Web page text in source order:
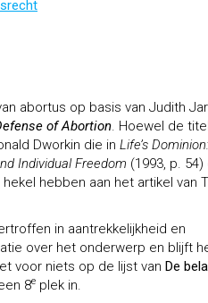
abortus op basis van Judith
of Abortion. Hoewel de
Dworkin die in Life’s
Individual Freedom (1993, p.
hebben aan het artikel van
in aantrekkelijkheid en
over het onderwerp en blijft
voor niets op de lijst van De
8e plek in.